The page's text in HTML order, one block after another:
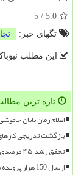
5.0
/
5
تگهای خبر:
این مطلب
تازه ترین
اعلام زمان پایان
بازگشت تدریجی
تحقق رشد ۴۵ درصدی فروش و افزایش ۱۰ درصدی تولید
ارسال 150 هزار پرونده تخلف اقتصادی به تعزیرات